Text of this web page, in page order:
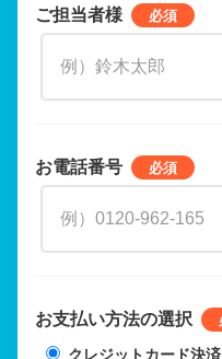
ご担当者様
お電話番号
お支払い方法の選択
クレジットカード決済